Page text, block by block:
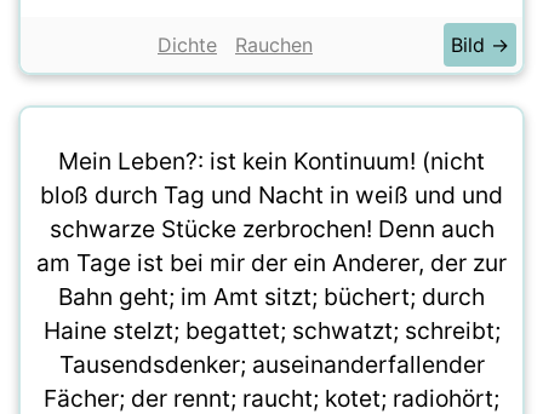
Dichte Rauchen Bild →
Mein Leben?: ist kein Kontinuum! (nicht
bloß durch Tag und Nacht in weiß und und
schwarze Stücke zerbrochen! Denn auch
am Tage ist bei mir der ein Anderer, der zur
Bahn geht; im Amt sitzt; büchert; durch
Haine stelzt; begattet; schwatzt; schreibt;
Tausendsdenker; auseinanderfallender
Fächer; der rennt; raucht; kotet; radiohört;